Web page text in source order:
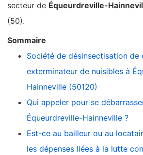
secteur de Équeurdreville-
(50).
Sommaire
Société de désinsectisation de
exterminateur de nuisibles à
Hainneville (50120)
Qui appeler pour se
Équeurdreville-Hainneville ?
Est-ce au bailleur ou au
les dépenses liées à la lutte